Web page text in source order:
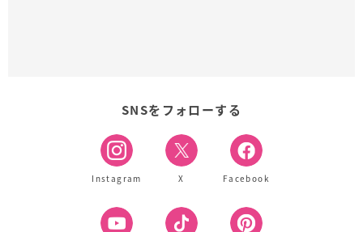
SNSをフォローする
Instagram X Facebook